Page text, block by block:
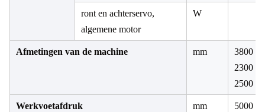
ront en achterservo,
algemene motor
W
Afmetingen van de machine mm
3800 ×
2300 ×
2500
Werkvoetafdruk mm
5000 ×